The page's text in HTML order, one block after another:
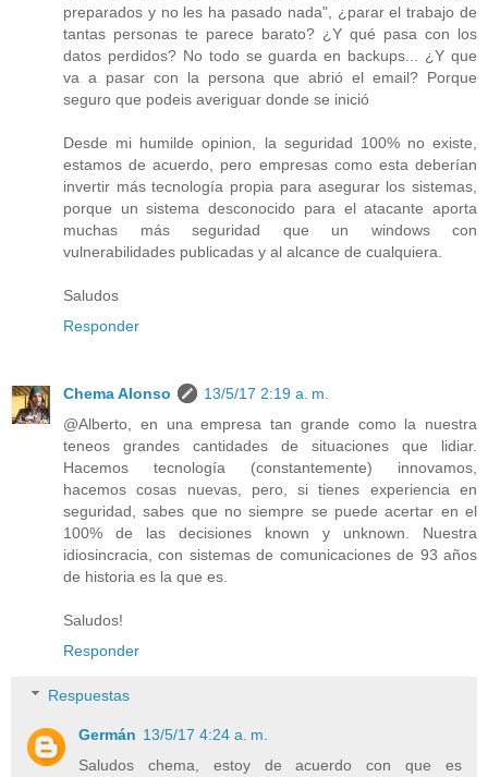
preparados y no les ha pasado nada", ¿parar el trabajo de
tantas personas te parece barato? ¿Y qué pasa con los
datos perdidos? No todo se guarda en backups... ¿Y que
va a pasar con la persona que abrió el email? Porque
seguro que podeis averiguar donde se inició
Desde mi humilde opinion, la seguridad 100% no existe,
estamos de acuerdo, pero empresas como esta deberían
invertir más tecnología propia para asegurar los sistemas,
porque un sistema desconocido para el atacante aporta
muchas más seguridad que un windows con
vulnerabilidades publicadas y al alcance de cualquiera.
Saludos
Responder
Chema Alonso
13/5/17 2:19 a. m.
@Alberto, en una empresa tan grande como la nuestra
teneos grandes cantidades de situaciones que lidiar.
Hacemos tecnología (constantemente) innovamos,
hacemos cosas nuevas, pero, si tienes experiencia en
seguridad, sabes que no siempre se puede acertar en el
100% de las decisiones known y unknown. Nuestra
idiosincracia, con sistemas de comunicaciones de 93 años
de historia es la que es.
Saludos!
Responder
Respuestas
Germán 13/5/17 4:24 a. m.
Saludos chema, estoy de acuerdo con que es